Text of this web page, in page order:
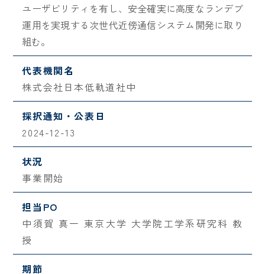
ユーザビリティを有し、安全確実に高度なランデブ
運用を実現する次世代近傍通信システム開発に取り
組む。
代表機関名
株式会社日本低軌道社中
採択通知・公表日
2024-12-13
状況
事業開始
担当PO
中須賀 真一 東京大学 大学院工学系研究科 教
授
期節